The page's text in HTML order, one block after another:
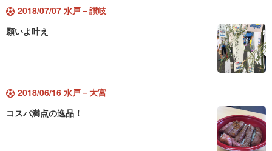
2018/07/07 水戸－讃岐
願いよ叶え
2018/06/16 水戸－大宮
コスパ満点の逸品！